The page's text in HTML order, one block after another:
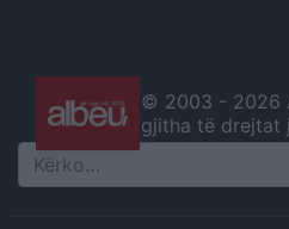
© 2003 - 2026
gjitha të drejtat
Search